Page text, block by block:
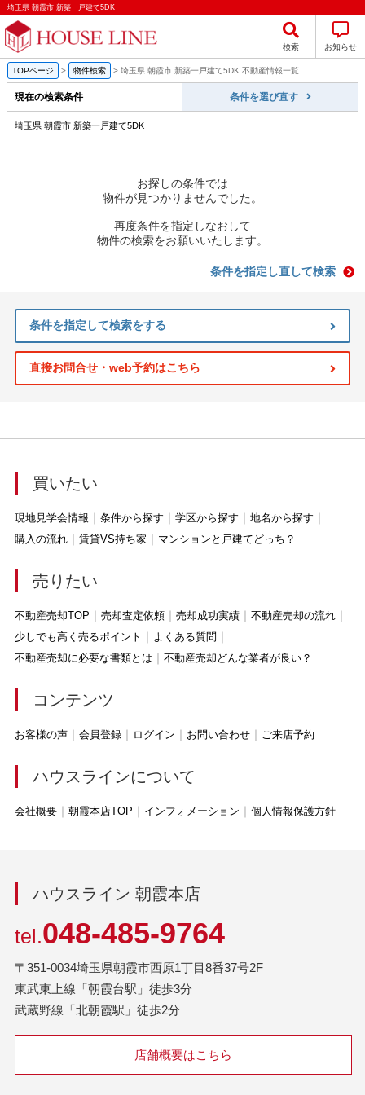
埼玉県 朝霞市 新築一戸建て5DK
検索 お知らせ
TOPページ > 物件検索 > 埼玉県 朝霞市 新築一戸建て5DK 不動産情報一覧
現在の検索条件 条件を選び直す
埼玉県 朝霞市 新築一戸建て5DK
お探しの条件では
物件が見つかりませんでした。
再度条件を指定しなおして
物件の検索をお願いいたします。
条件を指定し直して検索
条件を指定して検索をする
直接お問合せ・web予約はこちら
買いたい
現地見学会情報 条件から探す 学区から探す
地名から探す
購入の流れ
賃貸VS持ち家 マンションと戸建てどっち？
売りたい
不動産売却TOP 売却査定依頼 売却成功実績
不動産売却の流れ
少しでも高く売るポイント
よくある質問
不動産売却に必要な書類とは
不動産売却どんな業者が良い？
コンテンツ
お客様の声 会員登録 ログイン お問い合わせ ご来店予約
ハウスラインについて
会社概要 朝霞本店TOP インフォメーション 個人情報保護方針
ハウスライン 朝霞本店
tel.048-485-9764
〒351-0034埼玉県朝霞市西原1丁目8番37号2F
東武東上線「朝霞台駅」徒歩3分
武蔵野線「北朝霞駅」徒歩2分
店舗概要はこちら